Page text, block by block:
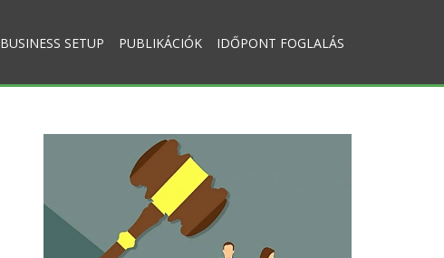
BUSINESS SETUP PUBLIKÁCIÓK IDŐPONT FOGLALÁS